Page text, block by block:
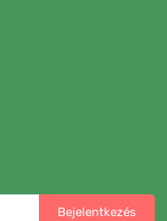
Bejelentkezés